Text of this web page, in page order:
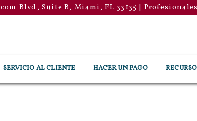
Blvd, Suite B, Miami, FL 33135 |
SERVICIO AL CLIENTE HACER UN PAGO